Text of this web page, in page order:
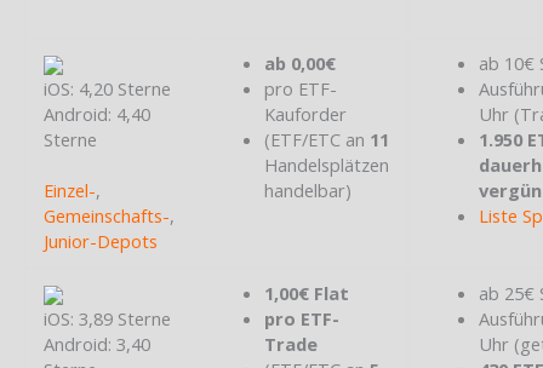
iOS: 4,20 Sterne
Android: 4,40
Sterne
Einzel-,
Gemeinschafts-,
Junior-Depots
ab 0,00€
pro ETF-
Kauforder
(ETF/ETC an 11
Handelsplätzen
handelbar)
ab 10€
Uhr
1.950
Liste
iOS: 3,89 Sterne
Android: 3,40
1,00€ Flat
pro ETF-
Trade
ab 25€
Uhr